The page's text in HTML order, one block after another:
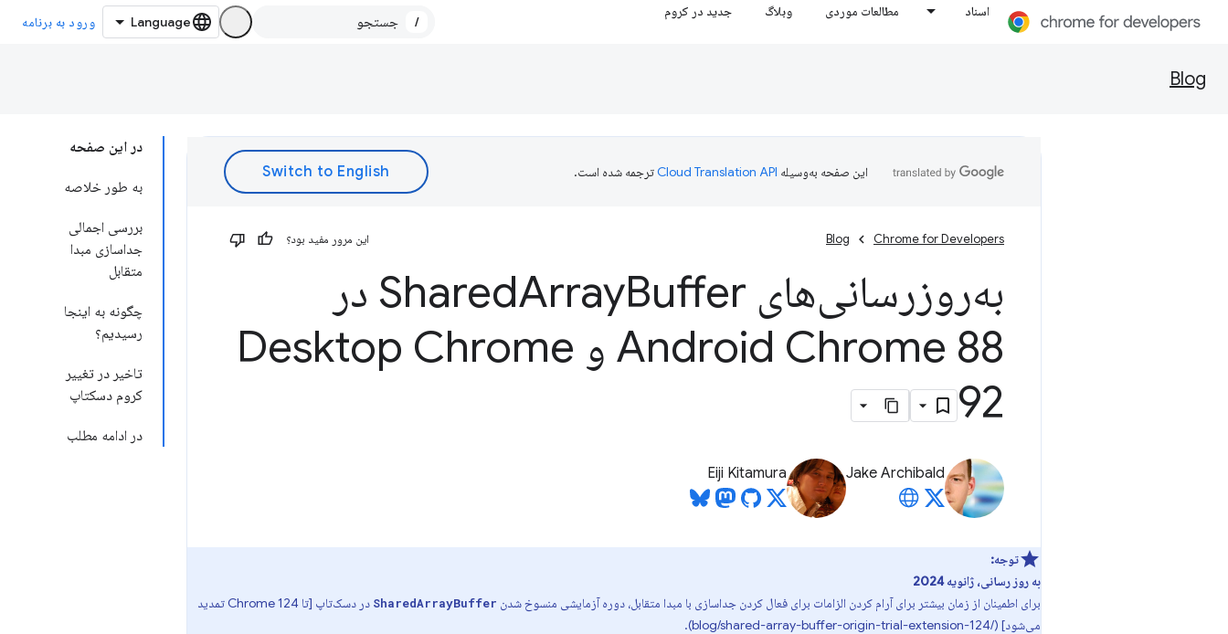
اسناد مطالعات موردی وبلاگ جدید در کروم
/ ورود به برنامه
Blog
در این صفحه
به طور خلاصه
بررسی اجمالی
جداسازی مبدا
متقابل
چگونه به اینجا
رسیدیم؟
تاخیر در تغییر
کروم دسکتاپ
در ادامه مطلب
این صفحه به‌وسیله ترجمه شده است.
Chrome for Developers
Blog این مرور مفید بود؟
به‌روزرسانی‌های Shared Array
Buffer در
Android Chrome 88 و Desktop Chrome
92
Jake Archibald
Eiji Kitamura
توجه:
به روز رسانی، ژانویه 2024
برای اطمینان از زمان بیشتر برای آرام کردن الزامات برای فعال کردن جداسازی با مبدا متقابل، دوره آزمایشی منسوخ شدن SharedArrayBuffer
در دسک‌تاپ [تا Chrome 124 تمدید
می‌شود] (/blog/shared-array-buffer-origin-trial-extension-124).